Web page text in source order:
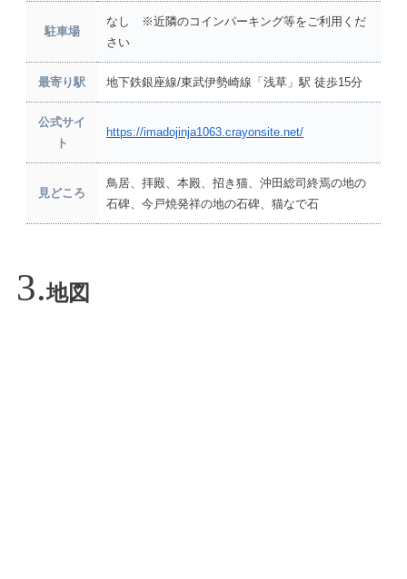
駐車場
なし ※近隣のコインパーキング等をご利用くだ
さい
最寄り駅 地下鉄銀座線/東武伊勢崎線「浅草」駅 徒歩15分
公式サイ
ト
https://imadojinja1063.crayonsite.net/
見どころ
鳥居、拝殿、本殿、招き猫、沖田総司終焉の地の
石碑、今戸焼発祥の地の石碑、猫なで石
地図